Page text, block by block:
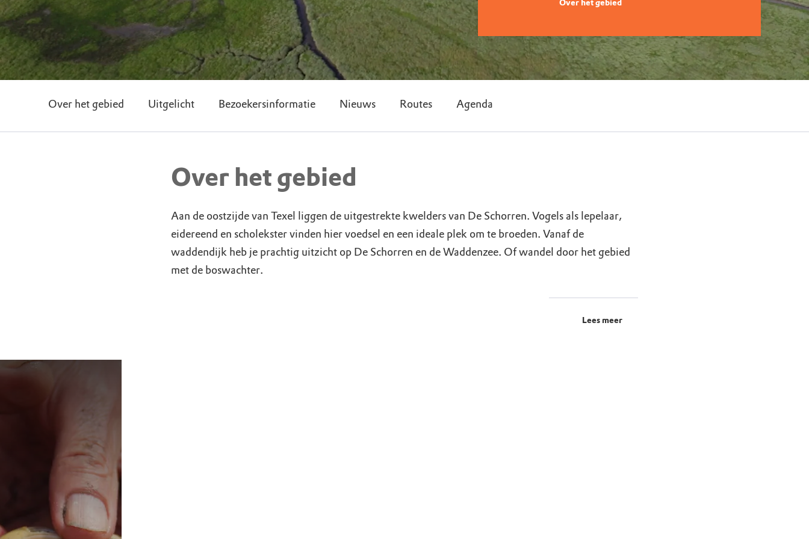
Over het gebied
Over het gebied Uitgelicht Bezoekersinformatie Nieuws Routes Agenda
Over het gebied
Aan de oostzijde van Texel liggen de uitgestrekte kwelders van De Schorren. Vogels als lepelaar,
eidereend en scholekster vinden hier voedsel en een ideale plek om te broeden. Vanaf de
waddendijk heb je prachtig uitzicht op De Schorren en de Waddenzee. Of wandel door het gebied
met de boswachter.
Lees meer
Excursie op De Schorren
Excursie De Schorren